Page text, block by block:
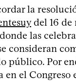
la
del 16 de
las
consideran
público. Por
en el Congreso